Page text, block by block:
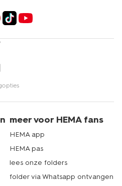
meer voor HEMA fans
HEMA app
HEMA pas
lees onze folders
folder via Whatsapp ontvangen